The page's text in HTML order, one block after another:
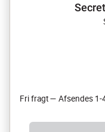
Fri fragt — Afsendes 1-